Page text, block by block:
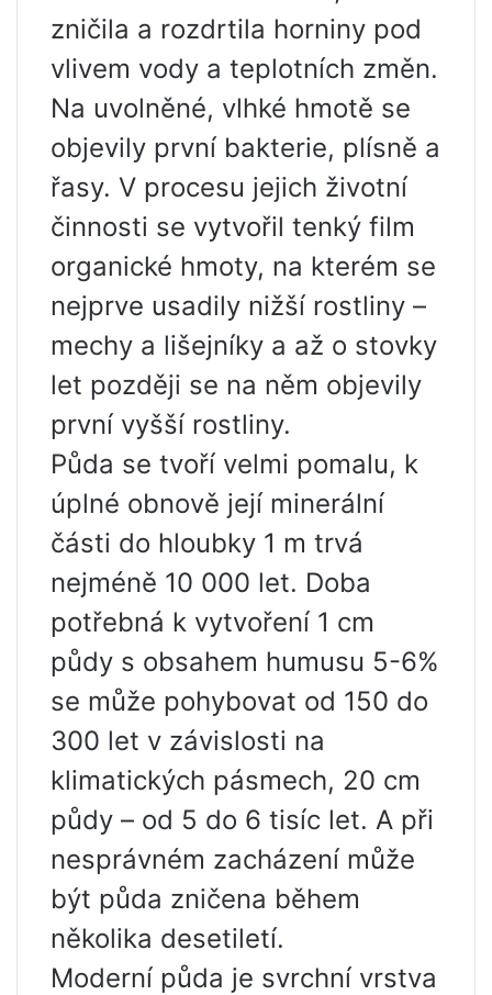
zničila a rozdrtila horniny pod
vlivem vody a teplotních změn.
Na uvolněné, vlhké hmotě se
objevily první bakterie, plísně a
řasy. V procesu jejich životní
činnosti se vytvořil tenký film
organické hmoty, na kterém se
nejprve usadily nižší rostliny –
mechy a lišejníky a až o stovky
let později se na něm objevily
první vyšší rostliny.
Půda se tvoří velmi pomalu, k
úplné obnově její minerální
části do hloubky 1 m trvá
nejméně 10 000 let. Doba
potřebná k vytvoření 1 cm
půdy s obsahem humusu 5-6%
se může pohybovat od 150 do
300 let v závislosti na
klimatických pásmech, 20 cm
půdy – od 5 do 6 tisíc let. A při
nesprávném zacházení může
být půda zničena během
několika desetiletí.
Moderní půda je svrchní vrstva